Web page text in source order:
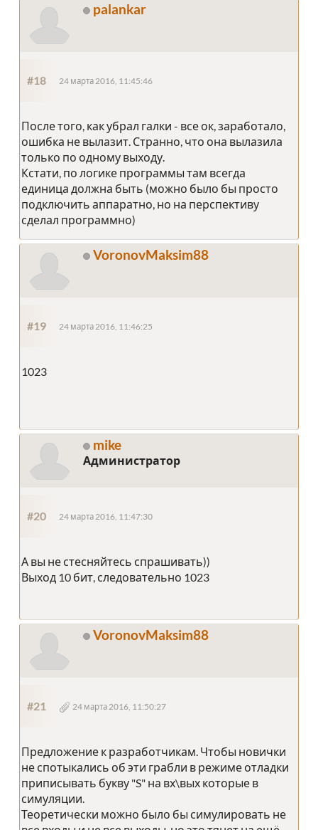
palankar
#18 24 марта 2016, 11:45:46
После того, как убрал галки - все ок, заработало,
ошибка не вылазит. Странно, что она вылазила
только по одному выходу.
Кстати, по логике программы там всегда
единица должна быть (можно было бы просто
подключить аппаратно, но на перспективу
сделал программно)
VoronovMaksim88
#19 24 марта 2016, 11:46:25
1023
mike
Администратор
#20 24 марта 2016, 11:47:30
А вы не стесняйтесь спрашивать))
Выход 10 бит, следовательно 1023
VoronovMaksim88
#21 24 марта 2016, 11:50:27
Предложение к разработчикам. Чтобы новички
не спотыкались об эти грабли в режиме отладки
приписывать букву "S" на вх\вых которые в
симуляции.
Теоретически можно было бы симулировать не